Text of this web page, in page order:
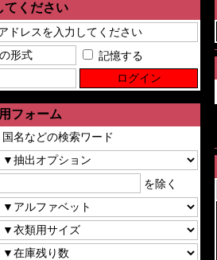
ください
記憶する
フォーム
名などの検索ワード
を除く